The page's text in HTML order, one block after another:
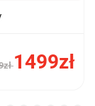
1499zł